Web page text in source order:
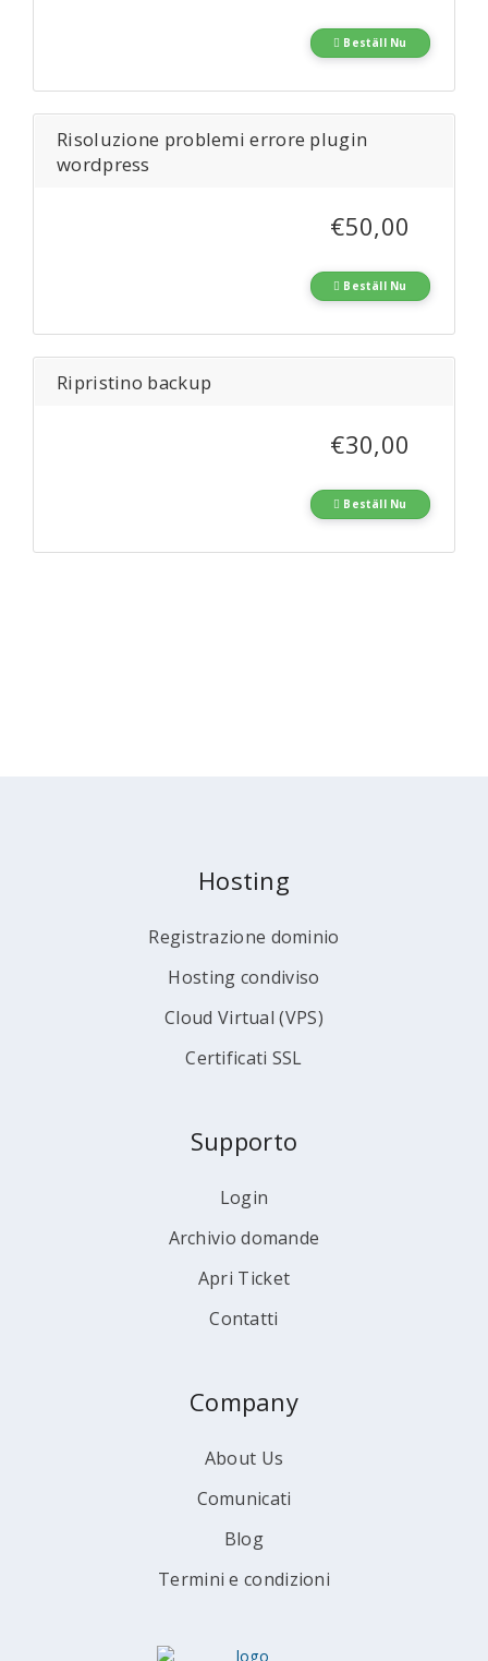
Beställ Nu
Risoluzione problemi errore plugin
wordpress
€50,00
Beställ Nu
Ripristino backup
€30,00
Beställ Nu
Hosting
Registrazione dominio
Hosting condiviso
Cloud Virtual (VPS)
Certificati SSL
Supporto
Login
Archivio domande
Apri Ticket
Contatti
Company
About Us
Comunicati
Blog
Termini e condizioni